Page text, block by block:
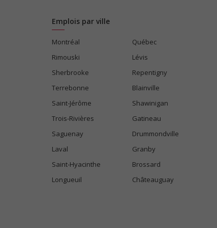
Emplois par ville
Montréal
Québec
Rimouski
Lévis
Sherbrooke
Repentigny
Terrebonne
Blainville
Saint-Jérôme
Shawinigan
Trois-Rivières
Gatineau
Saguenay
Drummondville
Laval
Granby
Saint-Hyacinthe
Brossard
Longueuil
Châteauguay